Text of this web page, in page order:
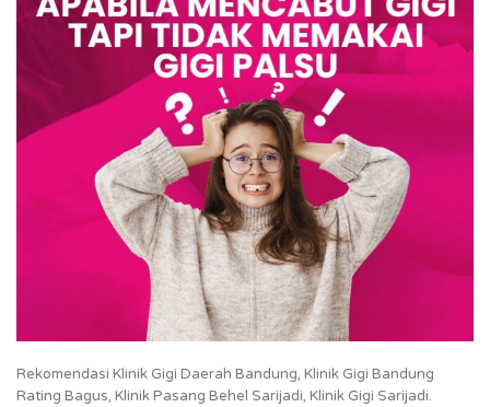
Rekomendasi Klinik Gigi Daerah Bandung, Klinik Gigi Bandung
Rating Bagus, Klinik Pasang Behel Sarijadi, Klinik Gigi Sarijadi.